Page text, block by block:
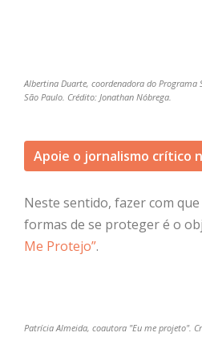
Albertina Duarte, coordenadora do Programa
São Paulo. Crédito: Jonathan Nóbrega.
Apoie o jornalismo crítico
Neste sentido, fazer com
formas de se proteger é o
Me Protejo”.
Patrícia Almeida, coautora "Eu me projeto".